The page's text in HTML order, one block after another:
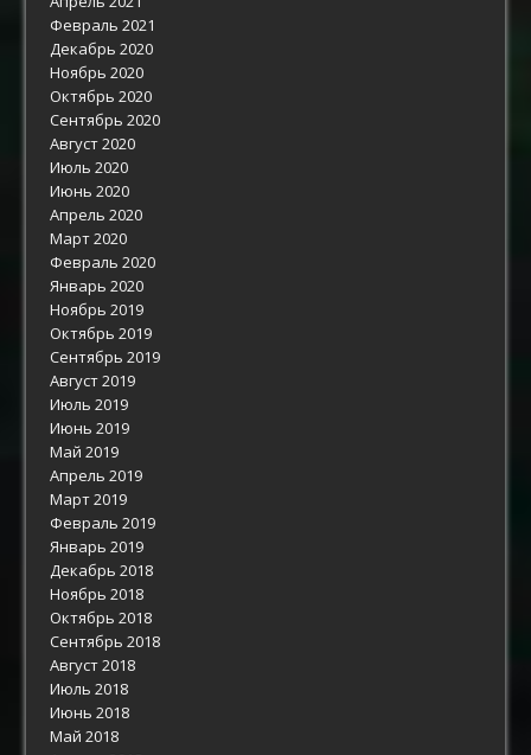
Февраль 2021
Декабрь 2020
Ноябрь 2020
Октябрь 2020
Сентябрь 2020
Август 2020
Июль 2020
Июнь 2020
Апрель 2020
Март 2020
Февраль 2020
Январь 2020
Ноябрь 2019
Октябрь 2019
Сентябрь 2019
Август 2019
Июль 2019
Июнь 2019
Май 2019
Апрель 2019
Март 2019
Февраль 2019
Январь 2019
Декабрь 2018
Ноябрь 2018
Октябрь 2018
Сентябрь 2018
Август 2018
Июль 2018
Июнь 2018
Май 2018